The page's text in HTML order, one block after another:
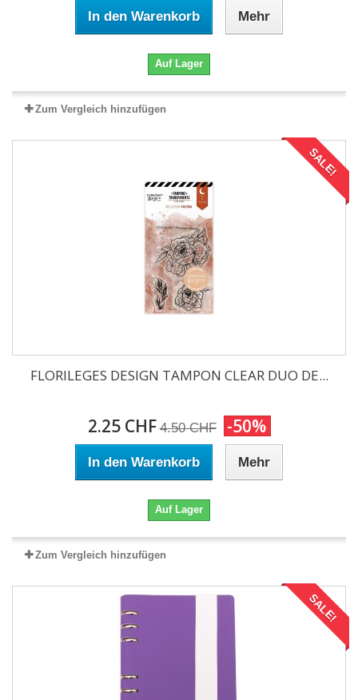
In den Warenkorb Mehr
Auf Lager
Zum Vergleich hinzufügen
SALE!
FLORILEGES DESIGN TAMPON CLEAR DUO DE...
2.25 CHF 4.50 CHF -50%
In den Warenkorb Mehr
Auf Lager
Zum Vergleich hinzufügen
SALE!